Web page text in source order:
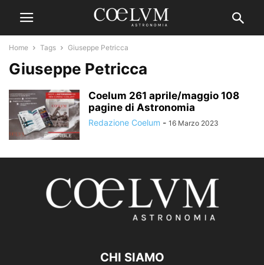
Home Tags Giuseppe Petricca
Giuseppe Petricca
Coelum 261 aprile/maggio 108
pagine di Astronomia
Redazione Coelum - 16 Marzo 2023
CHI SIAMO